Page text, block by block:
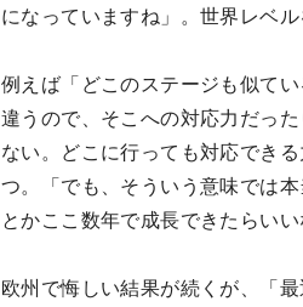
になっていますね」。世界レベ
例えば「どこのステージも似て
違うので、そこへの対応力だっ
ない。どこに行っても対応でき
つ。「でも、そういう意味では
とかここ数年で成長できたらい
欧州で悔しい結果が続くが、「